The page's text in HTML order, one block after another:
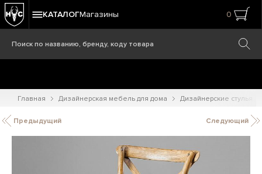
КАТАЛОГМагазины 0
Главная Дизайнерская мебель для дома Дизайнерские стулья
Предыдущий Следующий